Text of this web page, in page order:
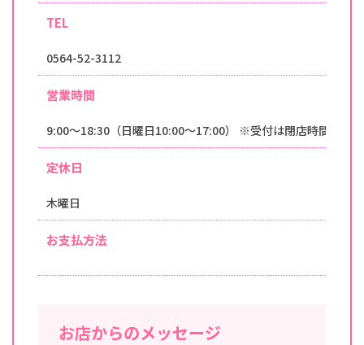
TEL
0564-52-3112
営業時間
9:00～18:30（日曜日10:00～17:00） ※受付は閉店時間の30
定休日
木曜日
お支払方法
お店からのメッセージ